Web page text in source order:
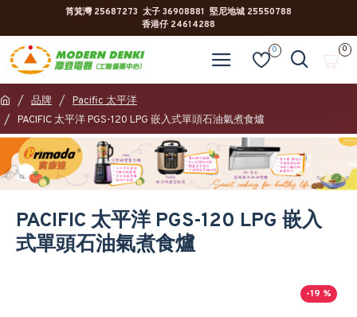
筲箕灣 25687273 太子 36908881 堅尼地城 25550788
香港仔 24614288
0 0
品牌
Pacific 太平洋
PACIFIC 太平洋 PGS-120 LPG 嵌入式單頭石油氣煮食爐
PACIFIC 太平洋 PGS-120 LPG 嵌入
式單頭石油氣煮食爐
-19 %